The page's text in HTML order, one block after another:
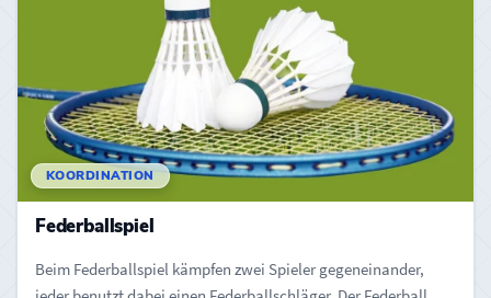
KOORDINATION
Federballspiel
Beim Federballspiel kämpfen zwei Spieler gegeneinander,